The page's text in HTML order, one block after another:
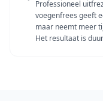
Professioneel
voegenfrees geeft
maar neemt meer
Het resultaat is